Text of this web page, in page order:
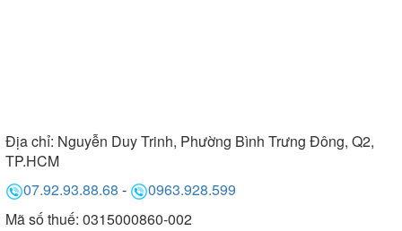
Địa chỉ: Nguyễn Duy Trinh, Phường Bình Trưng Đông, Q2,
TP.HCM
07.92.93.88.68 -
0963.928.599
Mã số thuế: 0315000860-002